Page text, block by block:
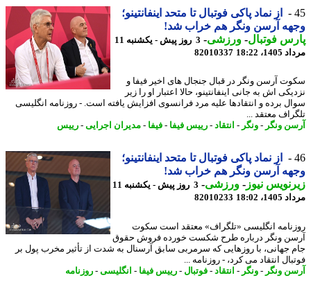
از نماد پاکی فوتبال تا متحد اینفانتینو؛
آرسن ونگر هم خراب شد!
فوتبال-ورزشی-
3 روز پیش - یکشنبه 11
18:22
82010337
آرسن ونگر در قبال جنجال های اخیر فیفا و
اش به جانی اینفانتینو، حالا اعتبار او را زیر
برده و انتقادها علیه مرد فرانسوی افزایش یافته است. - روزنامه انگلیسی
معتقد ...
ونگر -ونگر -انتقاد -رییس فیفا -فیفا -مدیران اجرایی- رییس
از نماد پاکی فوتبال تا متحد اینفانتینو؛
آرسن ونگر هم خراب شد!
نیوز-ورزشی-
3 روز پیش - یکشنبه 11
18:02
82010233
انگلیسی «تلگراف» معتقد است سکوت
ونگر درباره طرح شکست خورده فروش حقوق
جهانی، با روزهایی که سرمربی سابق آرسنال به شدت از تأثیر مخرب پول بر
انتقاد می کرد، - روزنامه ...
ونگر -ونگر -انتقاد -فوتبال-رییس فیفا -انگلیسی-روزنامه